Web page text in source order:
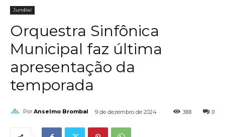
Jundiaí
Orquestra Sinfônica
Municipal faz última
apresentação da
temporada
Por Anselmo Brombal 9 de dezembro de 2024 0
388